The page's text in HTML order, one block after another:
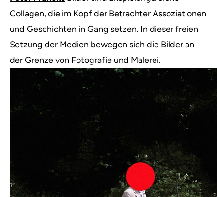
Collagen, die im Kopf der Betrachter Assoziationen
und Geschichten in Gang setzen. In dieser freien
Setzung der Medien bewegen sich die Bilder an
der Grenze von Fotografie und Malerei.